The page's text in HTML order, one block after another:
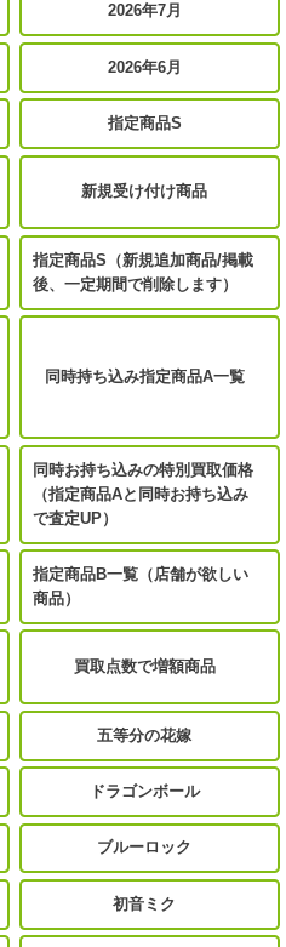
2026年7月
2026年6月
指定商品S
新規受け付け商品
指定商品S（新規追加商品/掲載
後、一定期間で削除します）
同時持ち込み指定商品A一覧
同時お持ち込みの特別買取価格
（指定商品Aと同時お持ち込み
で査定UP）
指定商品B一覧（店舗が欲しい
商品）
買取点数で増額商品
五等分の花嫁
ドラゴンボール
ブルーロック
初音ミク